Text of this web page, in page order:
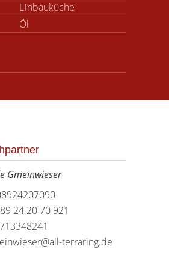
Einbauküche
Öl
Gmeinwieser
24 20 70 921
terraring.de